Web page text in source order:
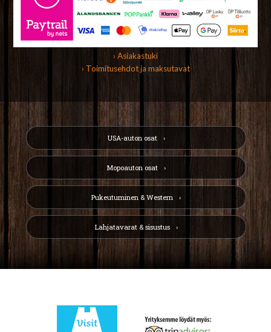
› Asiakastuki
› Toimitusehdot ja maksutavat
USA-auton osat
Mopoauton osat
Pukeutuminen & Western
Lahjatavarat & sisustus